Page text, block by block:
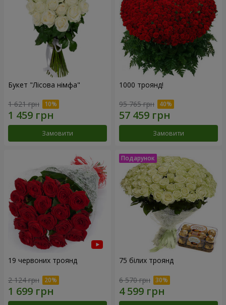
Букет "Лісова німфа"
1 621 грн
Замовити
1000 троянд!
95 765 грн
Замовити
19 червоних троянд
2 124 грн
75 білих троянд
6 570 грн